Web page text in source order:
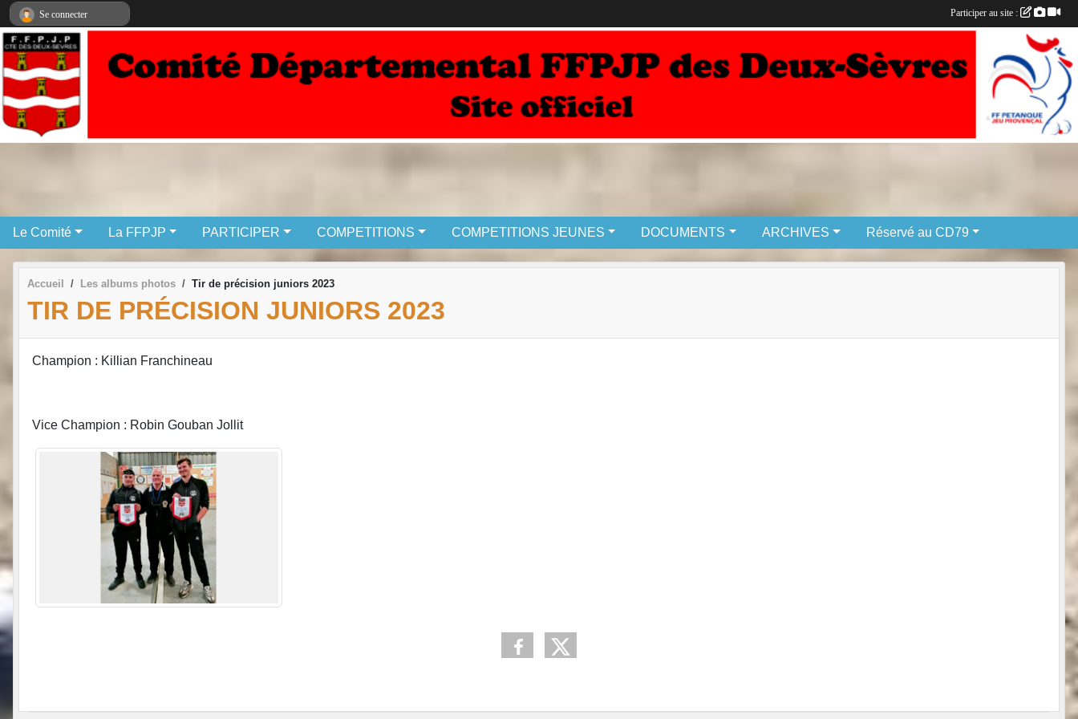
Le Comité La FFPJP PARTICIPER COMPETITIONS COMPETITIONS JEUNES DOCUMENTS ARCHIVES Réservé au CD79
Accueil Les albums photos Tir de précision juniors 2023
TIR DE PRÉCISION JUNIORS 2023
Champion : Killian Franchineau
Vice Champion : Robin Gouban Jollit
Se connecter Participer au site :
Panneau de gestion des cookies